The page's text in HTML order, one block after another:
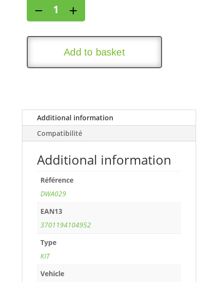
air
intake
kit
PROBE
EFi
(116
cv)
93>98
ref.
DWA029
quantity
− +
Add to basket
Additional information
Compatibilité
Additional information
Référence
DWA029
EAN13
3701194104952
Type
KIT
Vehicle